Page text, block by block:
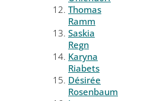
Thomas
Ramm
Saskia
Regn
Karyna
Riabets
Désirée
Rosenbaum